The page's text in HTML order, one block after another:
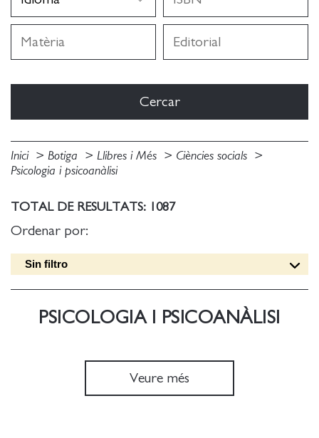
Inici Botiga Llibres i Més
Ciències socials
Psicologia i psicoanàlisi
TOTAL DE RESULTATS: 1087
Ordenar por:
Sin filtro
Data edició [ASC]
PSICOLOGIA I PSICOANÀLISI
Veure més